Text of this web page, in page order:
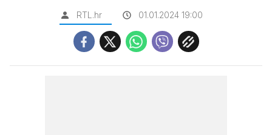
RTL.hr 01.01.2024 19:00